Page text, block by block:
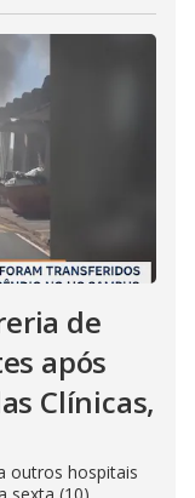
de
após
Clínicas,
outros hospitais